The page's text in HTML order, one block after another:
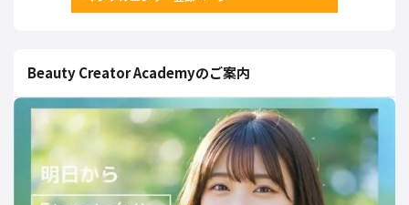
Beauty Creator Academyのご案内